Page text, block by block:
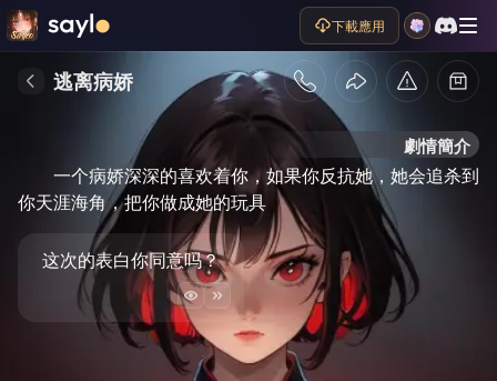
下載應用
逃离病娇
劇情簡介
一个病娇深深的喜欢着你，如果你反抗她，她会追杀到
你天涯海角，把你做成她的玩具
这次的表白你同意吗？